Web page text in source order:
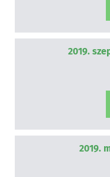
2019.
2019.